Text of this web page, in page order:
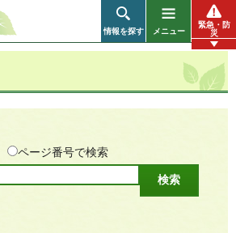
情報を探す メニュー
緊急・防
災
ページ番号で検索